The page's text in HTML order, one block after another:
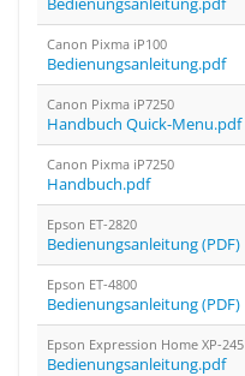
Canon Pixma iP100
Bedienungsanleitung.pdf
Canon Pixma iP7250
Handbuch Quick-Menu.pdf
Canon Pixma iP7250
Handbuch.pdf
Epson ET-2820
Bedienungsanleitung (PDF)
Epson ET-4800
Bedienungsanleitung (PDF)
Epson Expression Home XP-245
Bedienungsanleitung.pdf